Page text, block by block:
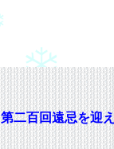
第二百回遠忌を迎